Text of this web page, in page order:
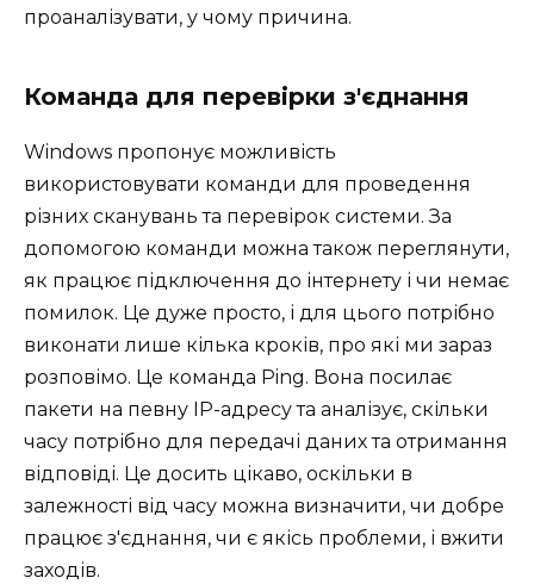
проаналізувати, у чому причина.
Команда для перевірки з'єднання
Windows пропонує можливість
використовувати команди для проведення
різних сканувань та перевірок системи. За
допомогою команди можна також переглянути,
як працює підключення до інтернету і чи немає
помилок. Це дуже просто, і для цього потрібно
виконати лише кілька кроків, про які ми зараз
розповімо. Це команда Ping. Вона посилає
пакети на певну IP-адресу та аналізує, скільки
часу потрібно для передачі даних та отримання
відповіді. Це досить цікаво, оскільки в
залежності від часу можна визначити, чи добре
працює з'єднання, чи є якісь проблеми, і вжити
заходів.